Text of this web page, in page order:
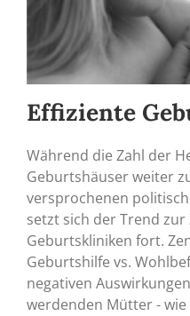
Effiziente
Während die Zahl der
Geburtshäuser weiter
versprochenen
setzt sich der Trend
Geburtskliniken fort.
Geburtshilfe vs.
negativen
werdenden Mütter -